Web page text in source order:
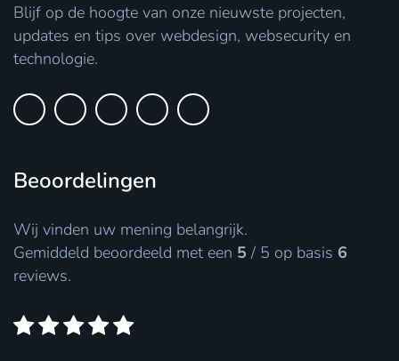
Blijf op de hoogte van onze nieuwste projecten,
updates en tips over webdesign, websecurity en
technologie.
Beoordelingen
Wij vinden uw mening belangrijk.
Gemiddeld beoordeeld met een 5 / 5 op basis 6
reviews.